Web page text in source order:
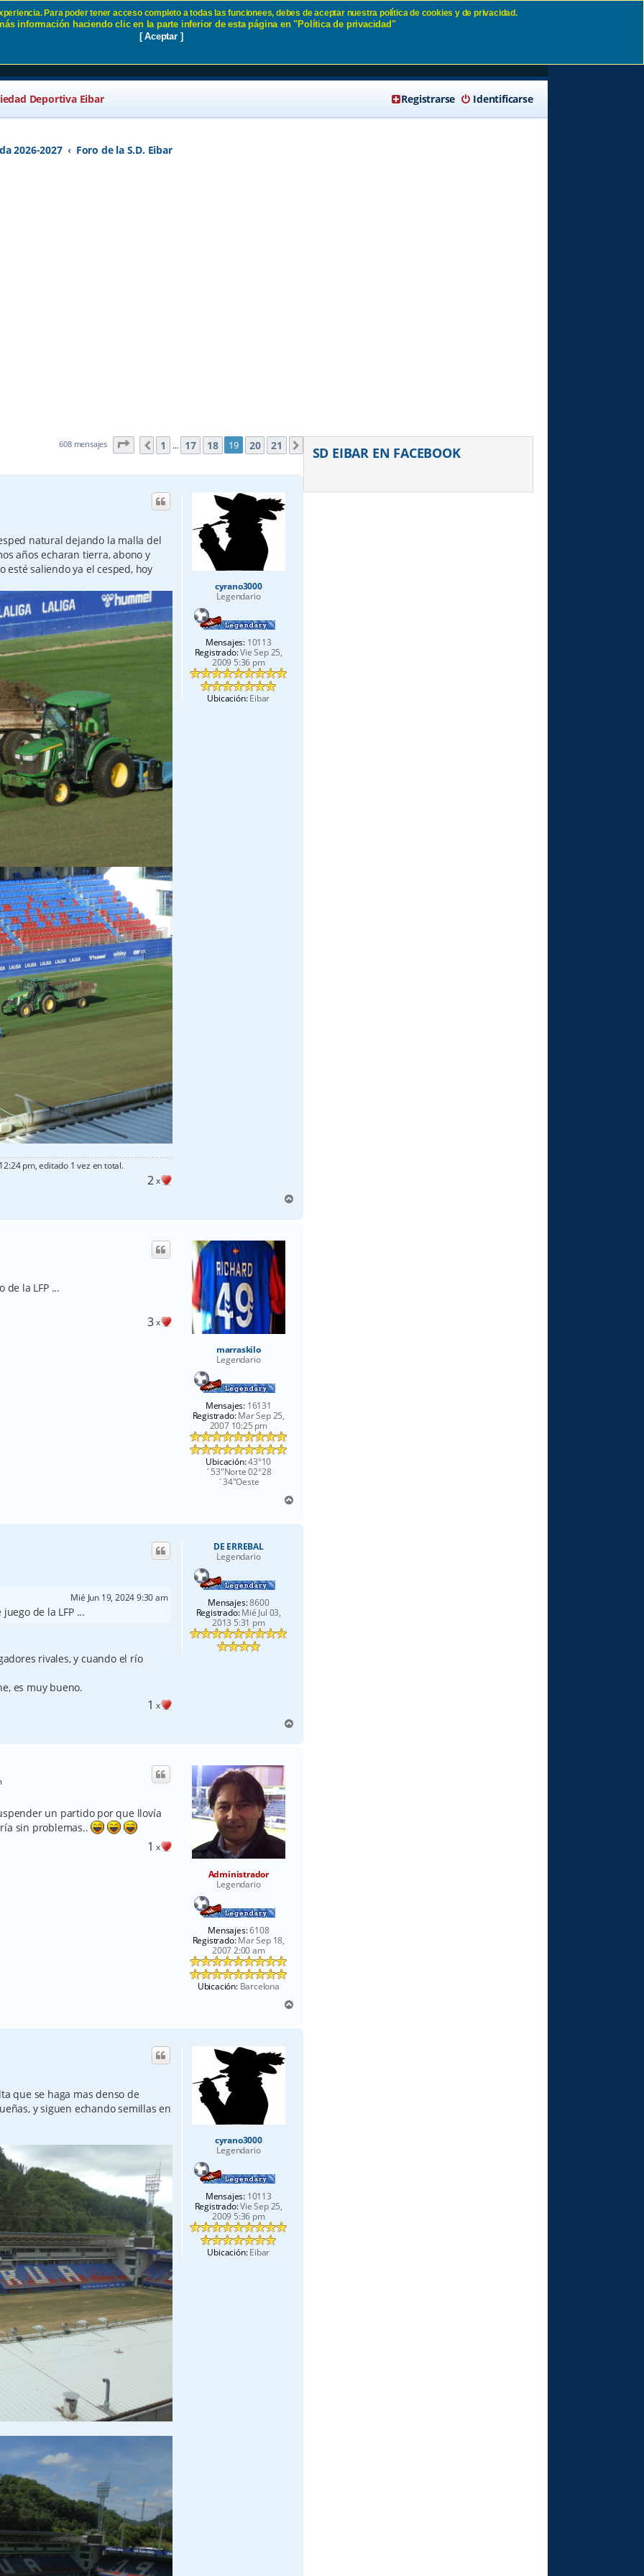
19 SD Eibar
Deportiva Eibar Identificarse
Registrarse
2026-2027 Foro de la S.D. Eibar
608 mensajes Página 19de21
Anterior
1 … 17 18 19 20 21 Siguiente
cyrano3000
Legendario
Mensajes: 10113
Registrado:Vie Sep 25,
2009 5:36 pm
Ubicación:Eibar
natural dejando la malla del
años echaran tierra, abono y
esté saliendo ya el cesped, hoy
pm, editado 1 vez en total.
2x
r
marraskilo
Legendario
Mensajes: 16131
Registrado:Mar Sep 25,
2007 10:25 pm
Ubicación:43°10
´53"Norte 02°28
´34"Oeste
de la LFP ...
3x
r
DE ERREBAL
Legendario
Mensajes:8600
Registrado:Mié Jul 03,
2013 5:31 pm
Mié Jun 19, 2024 9:30 am
de la LFP ...
rivales, y cuando el río
es muy bueno.
1 x
r
Administrador
Legendario
Mensajes:6108
Registrado:Mar Sep 18,
2007 2:00 am
Ubicación:Barcelona
un partido por que llovía
sin problemas..
1 x
r
cyrano3000
Legendario
Mensajes: 10113
Registrado:Vie Sep 25,
2009 5:36 pm
Ubicación:Eibar
que se haga mas denso de
y siguen echando semillas en
SD EIBAR EN FACEBOOK
Para poder tener acceso completo a todas las funcionees, debes de aceptar nuestra política de cookies y de privacidad.
información haciendo clic en la parte inferior de esta página en "Política de privacidad"
[ Aceptar ]